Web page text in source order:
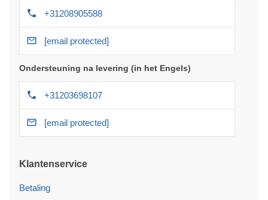
+31208905588
[email protected]
Ondersteuning na levering (in het Engels)
+31203698107
[email protected]
Klantenservice
Betaling